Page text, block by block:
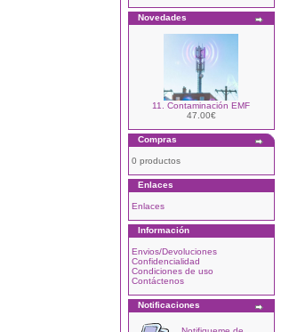
Novedades
11. Contaminación EMF
47.00€
Compras
0 productos
Enlaces
Enlaces
Información
Envios/Devoluciones
Confidencialidad
Condiciones de uso
Contáctenos
Notificaciones